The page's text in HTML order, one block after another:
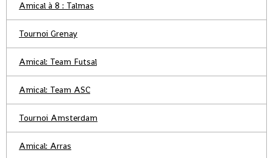
Amical à 8 : Talmas
Tournoi Grenay
Amical: Team Futsal
Amical: Team ASC
Tournoi Amsterdam
Amical: Arras